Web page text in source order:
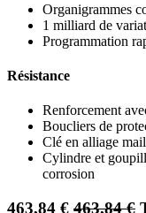
Organigrammes
1 milliard de
Programmation
Résistance
Renforcement
Boucliers de
Clé en alliage
Cylindre et
corrosion
463,84 € 463,84€